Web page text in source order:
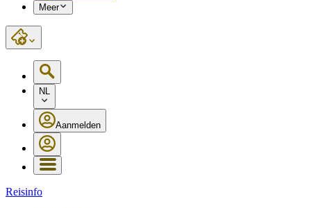
Meer
NL
Aanmelden
Reisinfo